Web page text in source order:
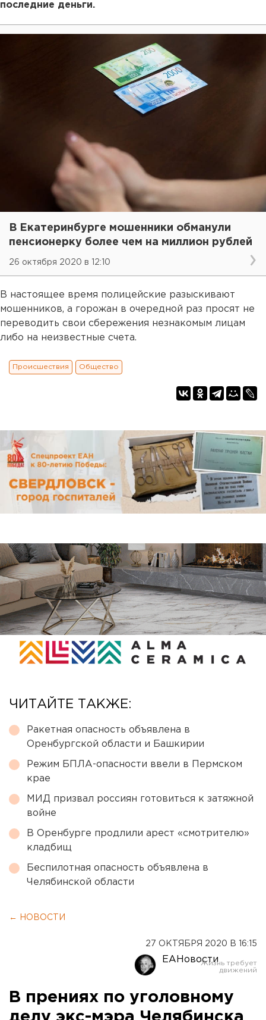
последние деньги.
В Екатеринбурге мошенники обманули
пенсионерку более чем на миллион рублей
26 октября 2020 в 12:10
В настоящее время полицейские разыскивают
мошенников, а горожан в очередной раз просят не
переводить свои сбережения незнакомым лицам
либо на неизвестные счета.
Происшествия Общество
ЧИТАЙТЕ ТАКЖЕ:
Ракетная опасность объявлена в
Оренбургской области и Башкирии
Режим БПЛА-опасности ввели в Пермском
крае
МИД призвал россиян готовиться к затяжной
войне
В Оренбурге продлили арест «смотрителю»
кладбищ
Беспилотная опасность объявлена в
Челябинской области
← НОВОСТИ
27 ОКТЯБРЯ 2020 В 16:15
ЕАНовости
В прениях по уголовному
делу экс-мэра Челябинска